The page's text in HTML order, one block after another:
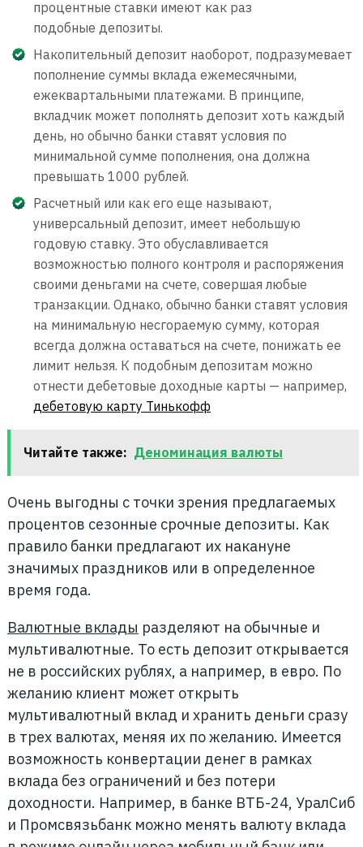
процентные ставки имеют как раз
подобные депозиты.
Накопительный депозит наоборот, подразумевает
пополнение суммы вклада ежемесячными,
ежеквартальными платежами. В принципе,
вкладчик может пополнять депозит хоть каждый
день, но обычно банки ставят условия по
минимальной сумме пополнения, она должна
превышать 1000 рублей.
Расчетный или как его еще называют,
универсальный депозит, имеет небольшую
годовую ставку. Это обуславливается
возможностью полного контроля и распоряжения
своими деньгами на счете, совершая любые
транзакции. Однако, обычно банки ставят условия
на минимальную несгораемую сумму, которая
всегда должна оставаться на счете, понижать ее
лимит нельзя. К подобным депозитам можно
отнести дебетовые доходные карты — например,
дебетовую карту Тинькофф
Читайте также: Деноминация валюты
Очень выгодны с точки зрения предлагаемых
процентов сезонные срочные депозиты. Как
правило банки предлагают их накануне
значимых праздников или в определенное
время года.
Валютные вклады разделяют на обычные и
мультивалютные. То есть депозит открывается
не в российских рублях, а например, в евро. По
желанию клиент может открыть
мультивалютный вклад и хранить деньги сразу
в трех валютах, меняя их по желанию. Имеется
возможность конвертации денег в рамках
вклада без ограничений и без потери
доходности. Например, в банке ВТБ-24, УралСиб
и Промсвязьбанк можно менять валюту вклада